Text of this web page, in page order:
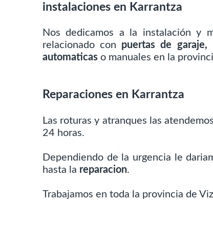
instalaciones en Karrantza
Nos dedicamos a la instalación y
relacionado con puertas de garaje,
automaticas o manuales en la
Reparaciones en Karrantza
Las roturas y atranques las
24 horas.
Dependiendo de la urgencia le
hasta la reparacion.
Trabajamos en toda la provincia de